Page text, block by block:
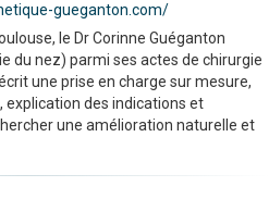
gueganton.com/
le Dr Corinne Guéganton
du nez) parmi ses actes de chirurgie
une prise en charge sur mesure,
des indications et
une amélioration naturelle et